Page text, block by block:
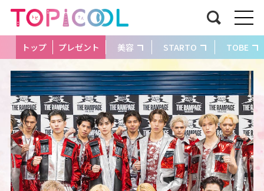
トップ プレゼント 美容 STARTO TOBE